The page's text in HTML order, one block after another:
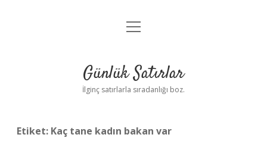
Anasayfa
Yasal Uyarı
menüyü
Günlük Satırlar
İlginç satırlarla sıradanlığı boz.
Etiket: Kaç tane kadın bakan var